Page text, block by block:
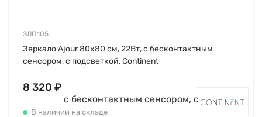
ЗЛП105
Зеркало Ajour 80х80 см, 22Вт, с бесконтактным
сенсором, с подсветкой, Continent
8 320 ₽
В наличии на складе